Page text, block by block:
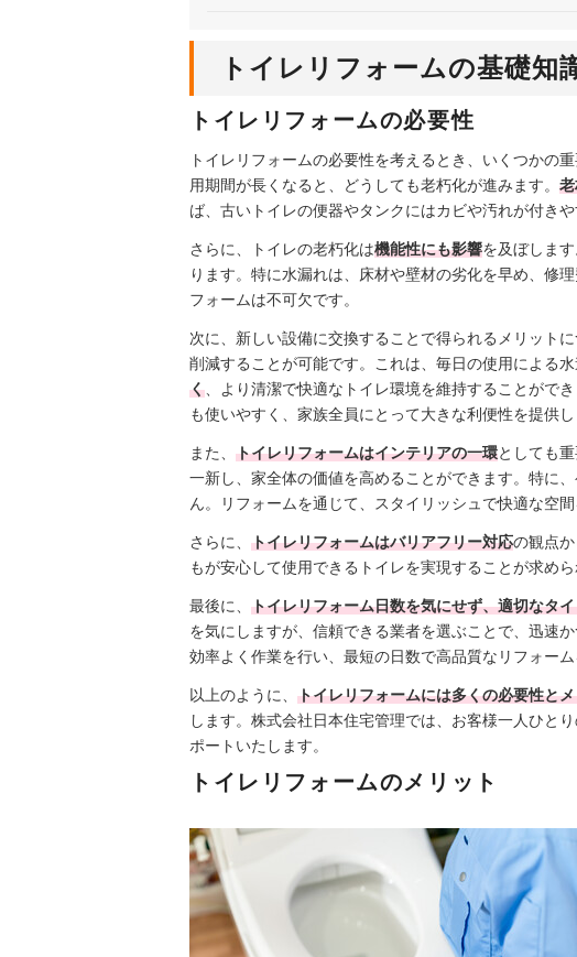
トイレリフォームの基礎知
トイレリフォームの必要性
トイレリフォームの必要性を考えるとき、いくつかの
用期間が長くなると、どうしても老朽化が進みます。
ば、古いトイレの便器やタンクにはカビや汚れが付き
さらに、トイレの老朽化は機能性にも影響を及ぼしま
ります。特に水漏れは、床材や壁材の劣化を早め、修
フォームは不可欠です。
次に、新しい設備に交換することで得られるメリットに
削減することが可能です。これは、毎日の使用による
く 、より清潔で快適なトイレ環境を維持することが
も使いやすく、家族全員にとって大きな利便性を提供し
また、 トイレリフォームはインテリアの一環としても
一新し、家全体の価値を高めることができます。特に
ん。リフォームを通じて、スタイリッシュで快適な空
さらに、 トイレリフォームはバリアフリー対応の観点
もが安心して使用できるトイレを実現することが求め
最後に、 トイレリフォーム日数を気にせず、適切なタ
を気にしますが、信頼できる業者を選ぶことで、迅速
効率よく作業を行い、最短の日数で高品質なリフォーム
以上のように、 トイレリフォームには多くの必要性と
します。株式会社日本住宅管理では、お客様一人ひと
ポートいたします。
トイレリフォームのメリット